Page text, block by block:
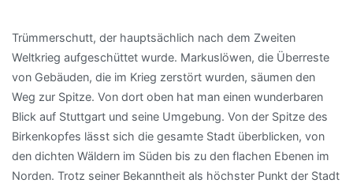
Trümmerschutt, der hauptsächlich nach dem Zweiten
Weltkrieg aufgeschüttet wurde. Markuslöwen, die Überreste
von Gebäuden, die im Krieg zerstört wurden, säumen den
Weg zur Spitze. Von dort oben hat man einen wunderbaren
Blick auf Stuttgart und seine Umgebung. Von der Spitze des
Birkenkopfes lässt sich die gesamte Stadt überblicken, von
den dichten Wäldern im Süden bis zu den flachen Ebenen im
Norden. Trotz seiner Bekanntheit als höchster Punkt der Stadt